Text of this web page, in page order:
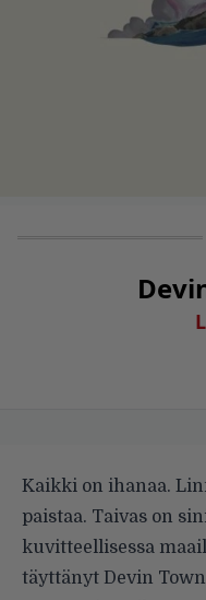
Kaikki on ihanaa.
paistaa. Taivas on
kuvitteellisessa
täyttänyt Devin